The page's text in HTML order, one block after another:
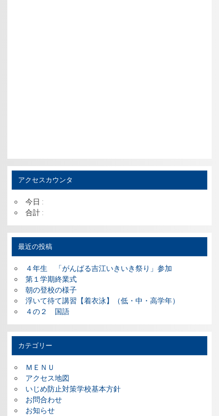
アクセスカウンタ
今日 :
合計 :
最近の投稿
４年生 「がんばる吉江いきいき祭り」参加
第１学期終業式
朝の登校の様子
浮いて待て講習【着衣泳】（低・中・高学年）
４の２ 国語
カテゴリー
ＭＥＮＵ
アクセス地図
いじめ防止対策学校基本方針
お問合わせ
お知らせ